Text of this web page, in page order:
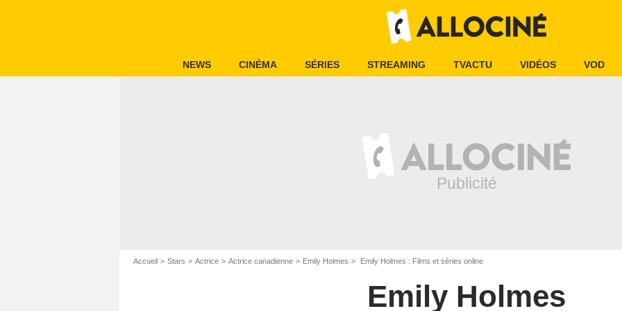
NEWS CINÉMA SÉRIES STREAMING TVACTU VIDÉOS VOD
Accueil Stars Actrice Actrice canadienne Emily Holmes Emily Holmes : Films et séries online
Emily Holmes